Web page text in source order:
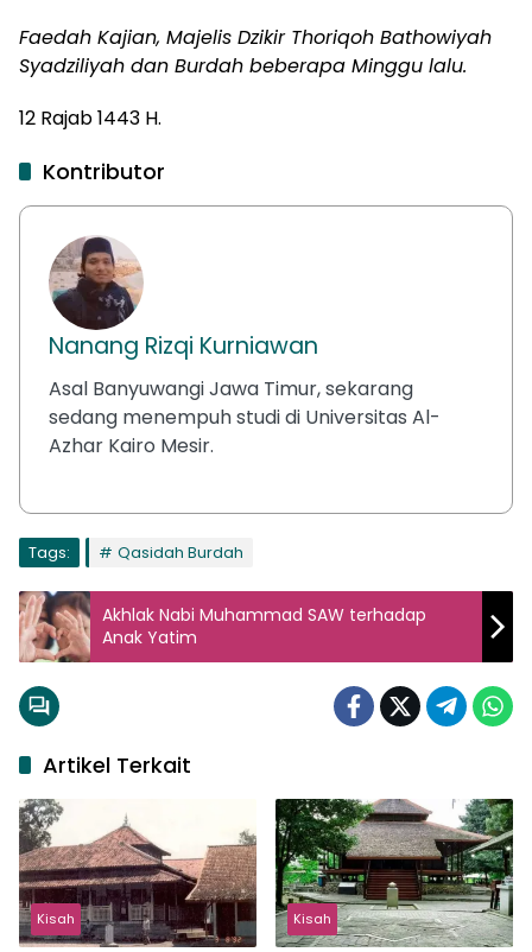
Faedah Kajian, Majelis Dzikir Thoriqoh Bathowiyah
Syadziliyah dan Burdah beberapa Minggu lalu.
12 Rajab 1443 H.
Kontributor
Nanang Rizqi Kurniawan
Asal Banyuwangi Jawa Timur, sekarang
sedang menempuh studi di Universitas Al-
Azhar Kairo Mesir.
Tags: Qasidah Burdah
Akhlak Nabi Muhammad SAW terhadap
Anak Yatim
Artikel Terkait
Kisah Kisah